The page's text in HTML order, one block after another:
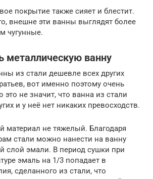
покрытие также сияет и блестит.
внешне эти ванны выглядят более
чугунные.
металлическую ванну
из стали дешевле всех других
вот именно поэтому очень
не значит, что ванна из стали
и у неё нет никаких превосходств.
материал не тяжелый. Благодаря
стали можно нанести на ванну
слой эмали. В период сушки при
эмаль на 1/3 попадает в
сделанного из стали, что